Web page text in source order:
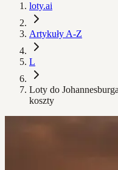
loty.ai
Artykuły A-Z
L
Loty do
koszty